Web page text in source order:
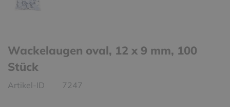
Wackelaugen oval, 12 x 9 mm, 100
Stück
Artikel-ID 7247